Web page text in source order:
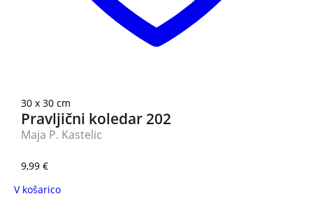
30 x 30 cm
Pravljični koledar 202
Maja P. Kastelic
9,99 €
V košarico